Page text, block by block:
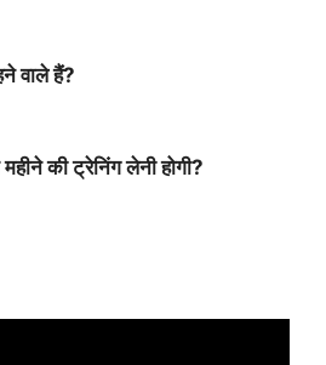
वाले हैं?
की ट्रेनिंग लेनी होगी?